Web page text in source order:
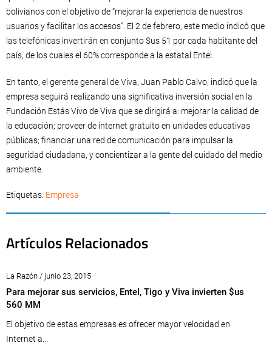
bolivianos con el objetivo de “mejorar la experiencia de nuestros
usuarios y facilitar los accesos”. El 2 de febrero, este medio indicó que
las telefónicas invertirán en conjunto $us 51 por cada habitante del
país, de los cuales el 60% corresponde a la estatal Entel.
En tanto, el gerente general de Viva, Juan Pablo Calvo, indicó que la
empresa seguirá realizando una significativa inversión social en la
Fundación Estás Vivo de Viva que se dirigirá a: mejorar la calidad de
la educación; proveer de internet gratuito en unidades educativas
públicas; financiar una red de comunicación para impulsar la
seguridad ciudadana, y concientizar a la gente del cuidado del medio
ambiente.
Etiquetas: Empresa
Artículos Relacionados
La Razón / junio 23, 2015
Para mejorar sus servicios, Entel, Tigo y Viva invierten $us
560 MM
El objetivo de estas empresas es ofrecer mayor velocidad en
Internet a...